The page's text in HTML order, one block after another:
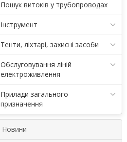
Пошук витоків у трубопроводах
Інструмент
Тенти, ліхтарі, захисні засоби
Обслуговування ліній
електроживлення
Прилади загального
призначення
Новини